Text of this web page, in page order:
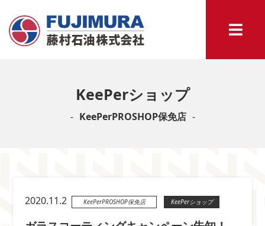
KeePerショップ
KeePerPROSHOP保免店
2020.11.2 KeePerPROSHOP保免店 KeePerショップ